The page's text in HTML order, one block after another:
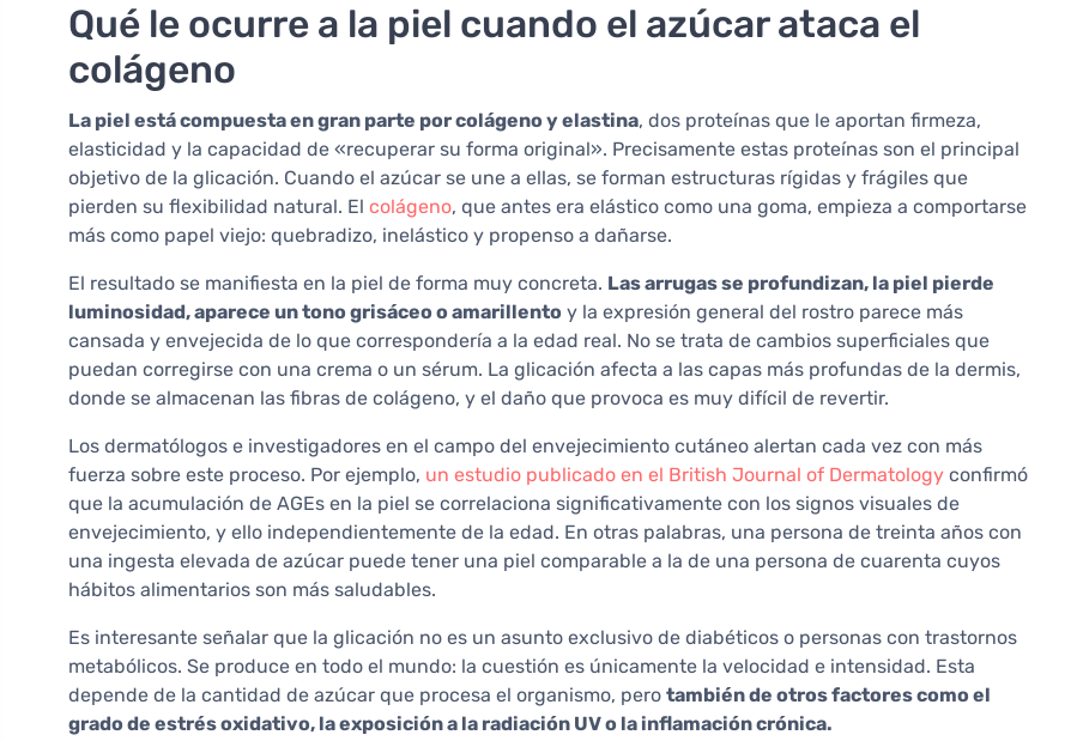
Qué le ocurre a la piel cuando el azúcar ataca el
colágeno
La piel está compuesta en gran parte por colágeno y elastina, dos proteínas que le aportan firmeza,
elasticidad y la capacidad de «recuperar su forma original». Precisamente estas proteínas son el principal
objetivo de la glicación. Cuando el azúcar se une a ellas, se forman estructuras rígidas y frágiles que
pierden su flexibilidad natural. El colágeno, que antes era elástico como una goma, empieza a comportarse
más como papel viejo: quebradizo, inelástico y propenso a dañarse.
El resultado se manifiesta en la piel de forma muy concreta. Las arrugas se profundizan, la piel pierde
luminosidad, aparece un tono grisáceo o amarillento y la expresión general del rostro parece más
cansada y envejecida de lo que correspondería a la edad real. No se trata de cambios superficiales que
puedan corregirse con una crema o un sérum. La glicación afecta a las capas más profundas de la dermis,
donde se almacenan las fibras de colágeno, y el daño que provoca es muy difícil de revertir.
Los dermatólogos e investigadores en el campo del envejecimiento cutáneo alertan cada vez con más
fuerza sobre este proceso. Por ejemplo, un estudio publicado en el British Journal of Dermatology confirmó
que la acumulación de AGEs en la piel se correlaciona significativamente con los signos visuales de
envejecimiento, y ello independientemente de la edad. En otras palabras, una persona de treinta años con
una ingesta elevada de azúcar puede tener una piel comparable a la de una persona de cuarenta cuyos
hábitos alimentarios son más saludables.
Es interesante señalar que la glicación no es un asunto exclusivo de diabéticos o personas con trastornos
metabólicos. Se produce en todo el mundo: la cuestión es únicamente la velocidad e intensidad. Esta
depende de la cantidad de azúcar que procesa el organismo, pero también de otros factores como el
grado de estrés oxidativo, la exposición a la radiación UV o la inflamación crónica.